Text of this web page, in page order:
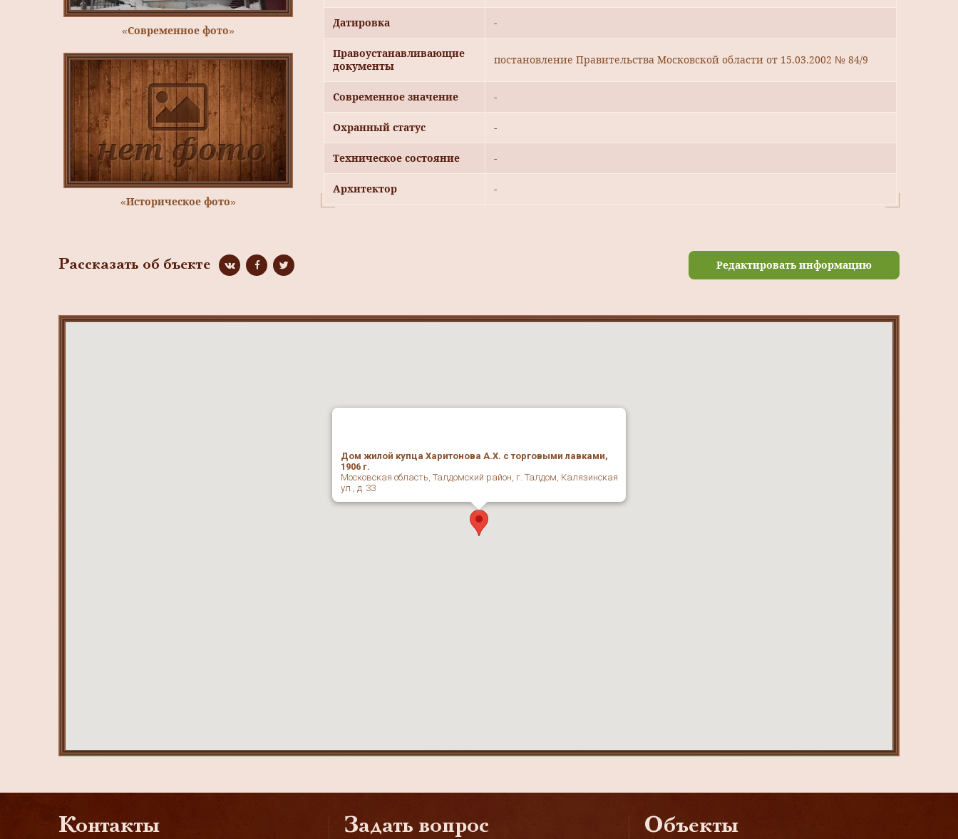
«Современное фото»
«Историческое фото»
Датировка -
Правоустанавливающие
документы
постановление Правительства Московской области от 15.03.2002 № 84/9
Современное значение -
Охранный статус -
Техническое состояние -
Архитектор -
Рассказать об бъекте Редактировать информацию
Дом жилой купца Харитонова А.Х. с торговыми лавками,
1906 г.
Московская область, Талдомский район, г. Талдом, Калязинская
ул., д. 33
Контакты Задать вопрос Объекты